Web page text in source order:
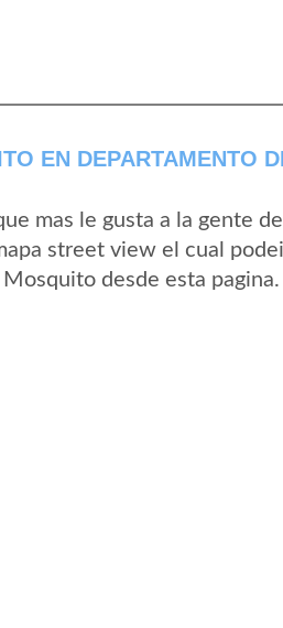
EN DEPARTAMENTO
mas le gusta a la gente
street view el cual
desde esta pagina.